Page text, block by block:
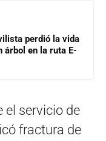
perdió la vida
árbol en la ruta E-
el servicio de
fractura de